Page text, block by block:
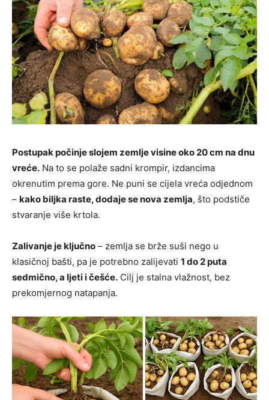
Postupak počinje slojem zemlje visine oko 20 cm na dnu
vreće. Na to se polaže sadni krompir, izdancima
okrenutim prema gore. Ne puni se cijela vreća odjednom
– kako biljka raste, dodaje se nova zemlja, što podstiče
stvaranje više krtola.
Zalivanje je ključno – zemlja se brže suši nego u
klasičnoj bašti, pa je potrebno zalijevati 1 do 2 puta
sedmično, a ljeti i češće. Cilj je stalna vlažnost, bez
prekomjernog natapanja.